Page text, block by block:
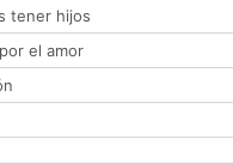
tener hijos
el amor